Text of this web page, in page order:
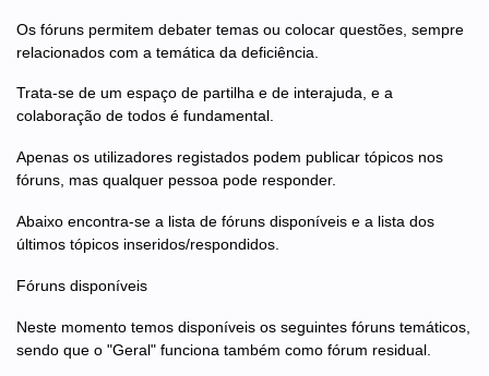
Os fóruns permitem debater temas ou colocar questões, sempre
relacionados com a temática da deficiência.
Trata-se de um espaço de partilha e de interajuda, e a
colaboração de todos é fundamental.
Apenas os utilizadores registados podem publicar tópicos nos
fóruns, mas qualquer pessoa pode responder.
Abaixo encontra-se a lista de fóruns disponíveis e a lista dos
últimos tópicos inseridos/respondidos.
Fóruns disponíveis
Neste momento temos disponíveis os seguintes fóruns temáticos,
sendo que o "Geral" funciona também como fórum residual.